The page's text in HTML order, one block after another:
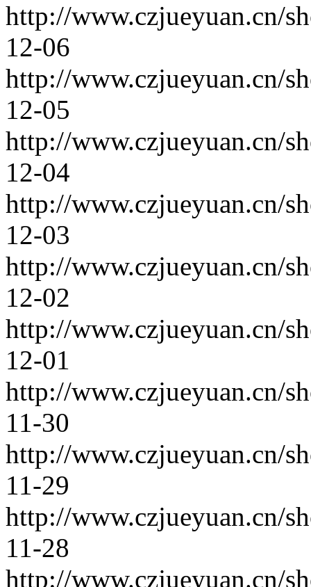
http://www.czjueyuan.cn/
12-06
http://www.czjueyuan.cn/
12-05
http://www.czjueyuan.cn/
12-04
http://www.czjueyuan.cn/
12-03
http://www.czjueyuan.cn/
12-02
http://www.czjueyuan.cn/
12-01
http://www.czjueyuan.cn/
11-30
http://www.czjueyuan.cn/
11-29
http://www.czjueyuan.cn/
11-28
http://www.czjueyuan.cn/